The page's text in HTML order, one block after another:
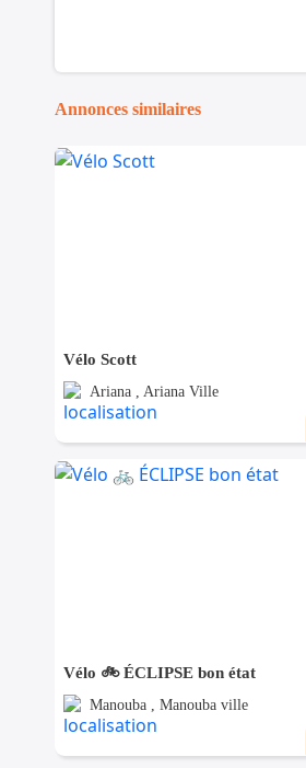
Annonces similaires
Vélo Scott
Ariana , Ariana Ville
Vélo 🚲 ÉCLIPSE bon état
Manouba , Manouba ville